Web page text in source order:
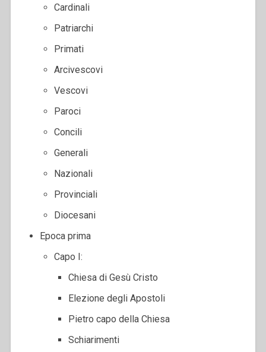
Cardinali
Patriarchi
Primati
Arcivescovi
Vescovi
Paroci
Concili
Generali
Nazionali
Provinciali
Diocesani
Epoca prima
Capo I:
Chiesa di Gesù Cristo
Elezione degli Apostoli
Pietro capo della Chiesa
Schiarimenti